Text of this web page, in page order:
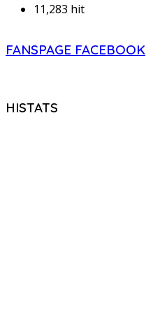
11,283 hit
FANSPAGE FACEBOOK
HISTATS